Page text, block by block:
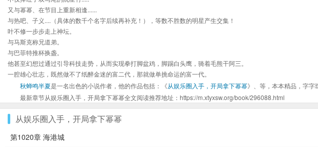
又与幂幂、在节目上重新相逢......
与热吧、子义....（具体的数千个名字后续再补充！），等数不胜数的明星产生交集！
叶不修一步步走上神坛。
与马斯克称兄道弟。
与巴菲特推杯换盏。
他甚至幻想过通过引导科技走势，从而实现拳打脚盆鸡，脚踢白头鹰，骑着毛熊干阿三。
一腔雄心壮志，既然做不了纸醉金迷的富二代，那就做单挑命运的富一代。
秋蝉鸣半夏是一名出色的小说作者，他的作品包括：《从娱乐圈入手，开局拿下幂幂》、等，本本精品，字字
最新章节从娱乐圈入手，开局拿下幂幂全文阅读推荐地址：https://m.xtyxsw.org/book/296088.html
从娱乐圈入手，开局拿下幂幂
第1020章 海港城